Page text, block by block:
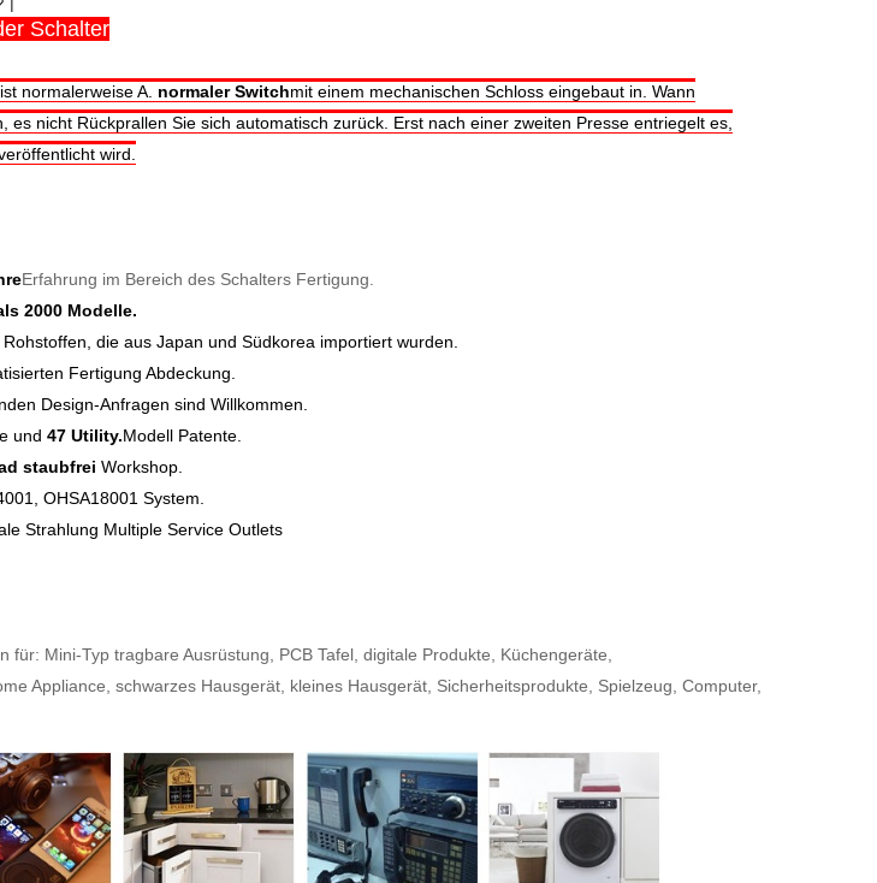
Schalter
normalerweise A. normaler Switchmit einem mechanischen Schloss eingebaut in. Wann
es nicht Rückprallen Sie sich automatisch zurück. Erst nach einer zweiten Presse entriegelt es,
wird.
Erfahrung im Bereich des Schalters Fertigung.
2000 Modelle.
die aus Japan und Südkorea importiert wurden.
Fertigung Abdeckung.
Design-Anfragen sind Willkommen.
und 47 Utility.Modell Patente.
staubfrei Workshop.
OHSA18001 System.
Strahlung Multiple Service Outlets
für: Mini-Typ tragbare Ausrüstung, PCB Tafel, digitale Produkte, Küchengeräte,
Appliance, schwarzes Hausgerät, kleines Hausgerät, Sicherheitsprodukte, Spielzeug, Computer,